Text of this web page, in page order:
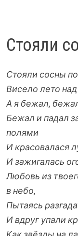
Стояли
Стояли сосны
Висело лето
А я бежал,
Бежал и падал
полями
И красовалася
И зажигалась
Любовь из
в небо,
Пытаясь
И вдруг упали